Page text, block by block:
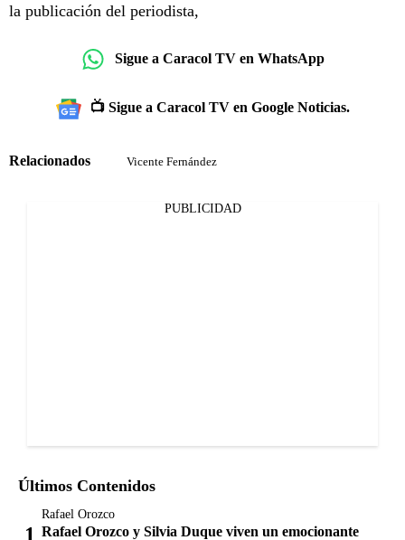
la publicación del periodista,
Sigue a Caracol TV en WhatsApp
📺 Sigue a Caracol TV en Google Noticias.
Relacionados Vicente Fernández
PUBLICIDAD
Últimos Contenidos
Rafael Orozco
Rafael Orozco y Silvia Duque viven un emocionante